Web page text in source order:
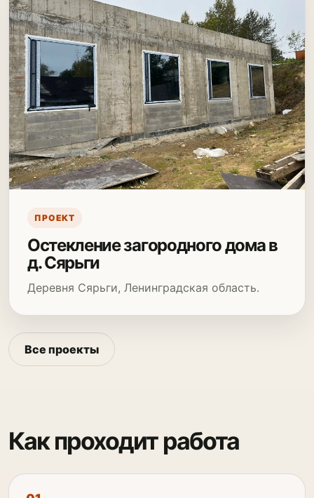
ПРОЕКТ
Остекление загородного дома в
д. Сярьги
Деревня Сярьги, Ленинградская область.
Все проекты
Как проходит работа